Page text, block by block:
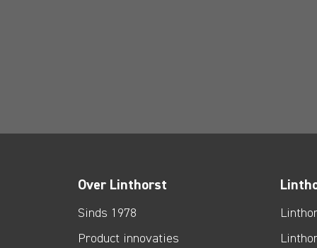
Over Linthorst
Sinds 1978
Product innovaties